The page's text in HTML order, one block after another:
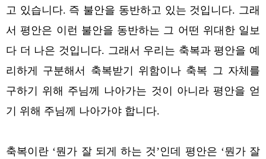
고 있습니다. 즉 불안을 동반하고 있는 것입니다. 그래
서 평안은 이런 불안을 동반하는 그 어떤 위대한 일보
다 더 나은 것입니다. 그래서 우리는 축복과 평안을 예
리하게 구분해서 축복받기 위함이나 축복 그 자체를
구하기 위해 주님께 나아가는 것이 아니라 평안을 얻
기 위해 주님께 나아가야 합니다.
축복이란 ‘뭔가 잘 되게 하는 것’인데 평안은 ‘뭔가 잘